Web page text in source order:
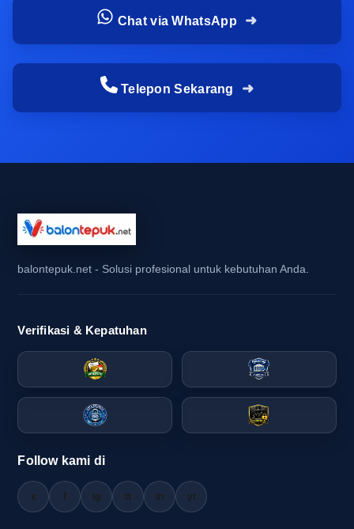
Kenapa tim marketing brand, event
organizer, dan panitia kampus perlu
menilai vendor lebih teliti sejak periode
persiapan event
guideline, sementara event organizer perlu
memastikan produksi balon tepuk sablon bisa
vendor yang responsif akan sangat membantu
Penilaian yang teliti sejak awal juga mengurangi
risiko revisi berulang. Ketika desain, ukuran, dan
jumlah pesanan sudah jelas dari awal, koordinasi
bagi agency activation maupun sport marketing
yang sering bekerja dengan timeline padat dan
kebutuhan visual yang harus seragam di banyak
Chat via WhatsApp
Telepon Sekarang
balontepuk.net - Solusi profesional untuk kebutuhan Anda.
Verifikasi & Kepatuhan
Follow kami di
x f ig tt in yt